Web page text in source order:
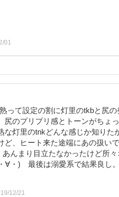
01
て設定の割に灯里のtkbと尻の
尻のプリプリ感とトーンがちょ
な灯里のtnkどんな感じか知り
ど、ヒート来た途端にあの扱い
んまり目立たなかったけど所々
∀・) 最後は溺愛系で結果良し
12/21